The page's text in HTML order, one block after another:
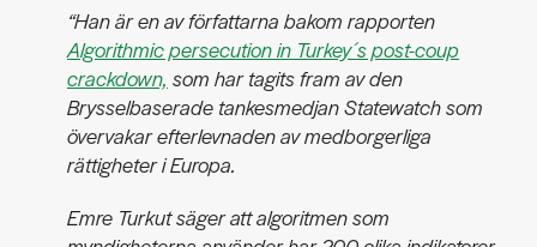
“Han är en av författarna bakom rapporten
Algorithmic persecution in Turkey´s post-coup
crackdown, som har tagits fram av den
Brysselbaserade tankesmedjan Statewatch som
övervakar efterlevnaden av medborgerliga
rättigheter i Europa.
Emre Turkut säger att algoritmen som